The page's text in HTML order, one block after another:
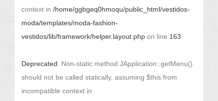
context in /home/ggbgeq0hmoqu/public_html/vestidos-
moda/templates/moda-fashion-
vestidos/lib/framework/helper.layout.php on line 163
Deprecated: Non-static method JApplication::getMenu()
should not be called statically, assuming $this from
incompatible context in